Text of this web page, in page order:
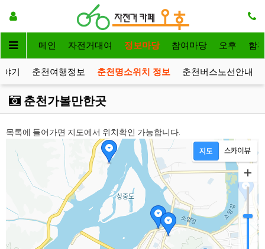
메인 자전거대여 정보마당 참여마당 오후 함
기 춘천여행정보 춘천명소위치 정보 춘천버스노선안내
춘천가볼만한곳
목록에 들어가면 지도에서 위치확인 가능합니다.